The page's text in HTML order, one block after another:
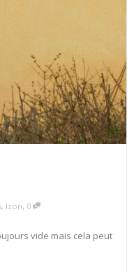
, Izon, 0
vide mais cela peut